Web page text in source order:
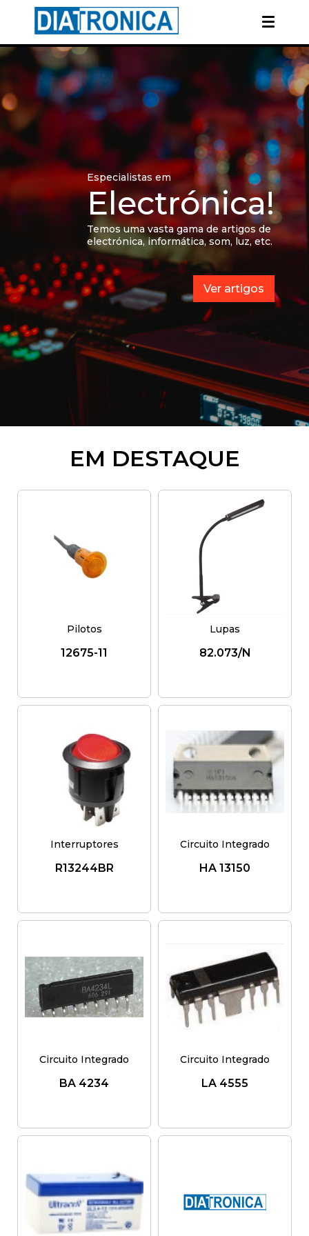
Especialistas em
Electrónica!
Temos uma vasta gama de artigos de
electrónica, informática, som, luz, etc.
Ver artigos
EM DESTAQUE
Pilotos
12675-11
Lupas
82.073/N
Interruptores
R13244BR
Circuito Integrado
HA 13150
Circuito Integrado
BA 4234
Circuito Integrado
LA 4555